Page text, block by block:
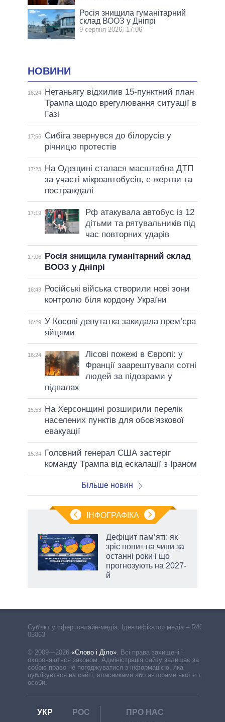
Росія знищила гуманітарний
склад ВООЗ у Дніпрі
9 серпня 2026, 17:06
НОВИНИ
18:24
Нетаньягу відхилив 15-пунктний план
Трампа щодо врегулювання ситуації в
Газі
17:56
Сибіга звернувся до білорусів у
річницю протестів
17:23
На Одещині сталася масштабна ДТП
за участі мікроавтобусів, є жертви та
постраждалі
17:19
Рф атакувала автобус із 12
дітьми та рятувальників під
час повторних ударів
17:06
Росія знищила гуманітарний склад
ВООЗ у Дніпрі
16:43
Російські війська створили нові зони
контролю біля кордону України
16:29 У Косові депутатка закидала прем’єра
яйцями
16:24
Лісові пожежі в Європі: у
Франції заарештували сотні
людей за підозрами у
підпалах
15:53
На Херсонщині розширили перелік
населених пунктів для обов'язкової
евакуації
15:34
Головний генерал США застеріг
команду Трампа від ескалації з Іраном
Більше новин
ІНФОГРАФІКА
Дефіцит пам’яті: як
зріс попит на чипи за
останні роки і що
прогнозують на 2027-
й
Cуб'єкт у сфері онлайн-медіа. Ідентифікатор медіа – R40-
05063
© 2009—2026 «Слово і Діло» Всі права захищені і
охороняються законом. Адміністрація сайту залишає за
собою право не погоджуватися з інформацією, яка
публікується на сайті, власниками або авторами якої є треті
особи.
УКР РОС
ПРО НАС